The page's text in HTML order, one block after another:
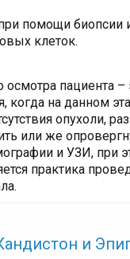
помощи биопсии
клеток.
пациента
когда на данном
опухоли,
или же
и УЗИ, при
практика
и